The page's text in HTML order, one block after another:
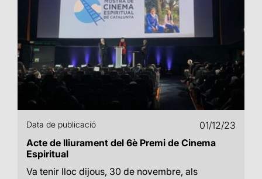
Data de publicació
01/12/23
Acte de lliurament del 6è Premi de Cinema
Espiritual
Va tenir lloc dijous, 30 de novembre, als